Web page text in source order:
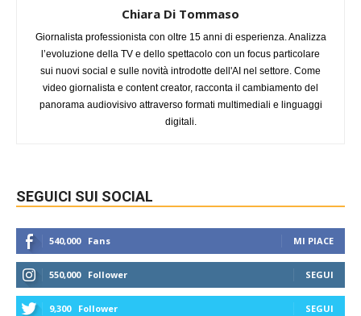
Chiara Di Tommaso
Giornalista professionista con oltre 15 anni di esperienza. Analizza
l’evoluzione della TV e dello spettacolo con un focus particolare
sui nuovi social e sulle novità introdotte dell'AI nel settore. Come
video giornalista e content creator, racconta il cambiamento del
panorama audiovisivo attraverso formati multimediali e linguaggi
digitali.
SEGUICI SUI SOCIAL
540,000 Fans MI PIACE
550,000 Follower SEGUI
9,300 Follower SEGUI